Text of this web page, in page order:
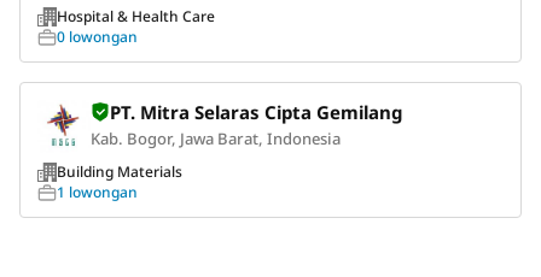
Hospital & Health Care
0 lowongan
PT. Mitra Selaras Cipta Gemilang
Kab. Bogor, Jawa Barat, Indonesia
Building Materials
1 lowongan